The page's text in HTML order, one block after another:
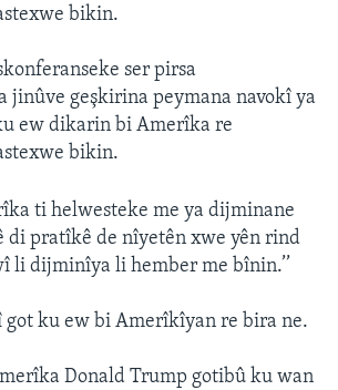
bikin.
ser pirsa
jinûve geşkirina peymana navokî ya
ew dikarin bi Amerîka re
bikin.
ti helwesteke me ya dijminane
di pratîkê de nîyetên xwe yên rind
li dijminîya li hember me bînin.’’
ku ew bi Amerîkîyan re bira ne.
Donald Trump gotibû ku wan